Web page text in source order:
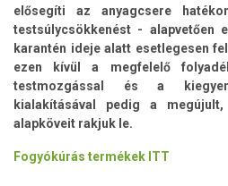
elősegíti az anyagcsere
testsúlycsökkenést - alapvetően
karantén ideje alatt esetlegesen
ezen kívül a megfelelő
testmozgással és a
kialakításával pedig a
alapköveit rakjuk le.
Fogyókúrás termékek ITT